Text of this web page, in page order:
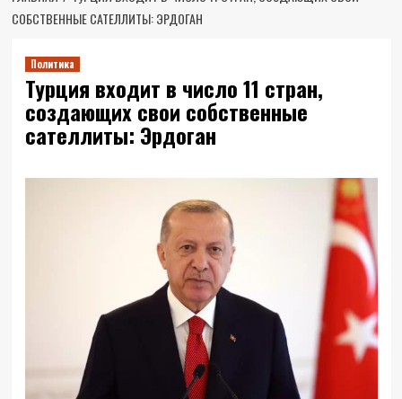
СОБСТВЕННЫЕ САТЕЛЛИТЫ: ЭРДОГАН
Политика
Турция входит в число 11 стран,
создающих свои собственные
сателлиты: Эрдоган